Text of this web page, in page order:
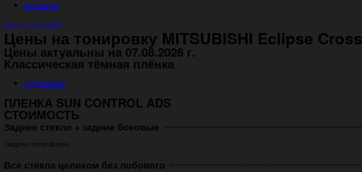
Контакты
Цены на услуги
Цены на тонировку MITSUBISHI Eclipse Cross
Цены актуальны на 07.08.2026 г.
Классическая тёмная плёнка
Подробнее
ПЛЕНКА SUN CONTROL ADS
СТОИМОСТЬ
Заднее стекло + задние боковые
(задняя полусфера)
Все стекла целиком без лобового